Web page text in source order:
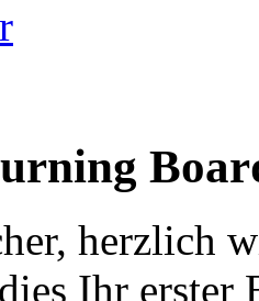
herzlich
Ihr erster